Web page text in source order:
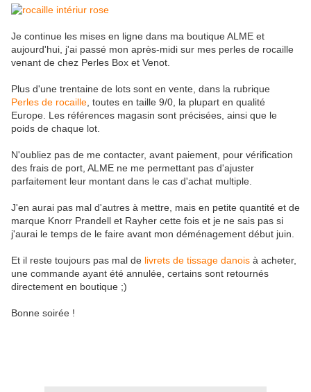
Je continue les mises en ligne dans ma boutique ALME et
aujourd'hui, j'ai passé mon après-midi sur mes perles de rocaille
venant de chez Perles Box et Venot.
Plus d'une trentaine de lots sont en vente, dans la rubrique
Perles de rocaille , toutes en taille 9/0, la plupart en qualité
Europe. Les références magasin sont précisées, ainsi que le
poids de chaque lot.
N'oubliez pas de me contacter, avant paiement, pour vérification
des frais de port, ALME ne me permettant pas d'ajuster
parfaitement leur montant dans le cas d'achat multiple.
J'en aurai pas mal d'autres à mettre, mais en petite quantité et de
marque Knorr Prandell et Rayher cette fois et je ne sais pas si
j'aurai le temps de le faire avant mon déménagement début juin.
Et il reste toujours pas mal de livrets de tissage danois à acheter,
une commande ayant été annulée, certains sont retournés
directement en boutique ;)
Bonne soirée !